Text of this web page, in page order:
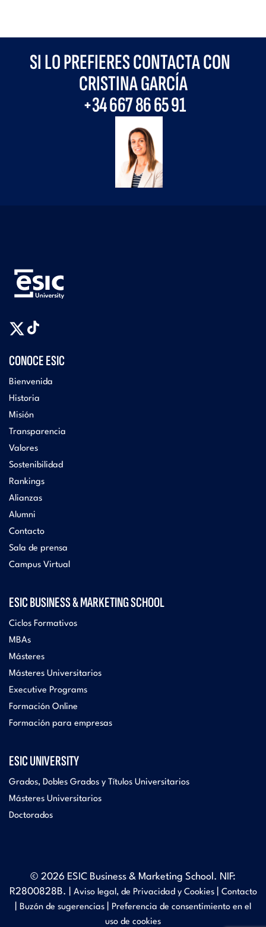
SI LO PREFIERES CONTACTA CON
CRISTINA GARCÍA
+34667 86 65 91
CONOCE ESIC
Bienvenida
Historia
Misión
Transparencia
Valores
Sostenibilidad
Rankings
Alianzas
Alumni
Contacto
Sala de prensa
Campus Virtual
ESIC BUSINESS & MARKETING SCHOOL
Ciclos Formativos
MBAs
Másteres
Másteres Universitarios
Executive Programs
Formación Online
Formación para empresas
ESIC UNIVERSITY
Grados, Dobles Grados y Títulos Universitarios
Másteres Universitarios
Doctorados
© 2026 ESIC Business & Marketing School. NIF:
R2800828B. | Aviso legal, de Privacidad y Cookies| Contacto
Buzón de sugerencias
Preferencia de consentimiento en el
uso de cookies